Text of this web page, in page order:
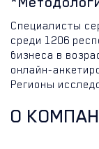
Специалисты
среди 1206
бизнеса в
онлайн-
Регионы
О